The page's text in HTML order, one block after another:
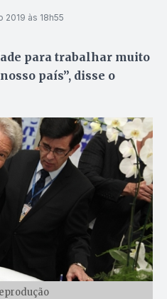
2019 às 18h55
para trabalhar muito
país”, disse o